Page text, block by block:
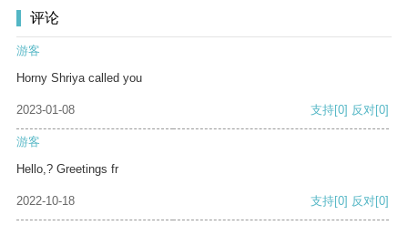
评论
游客
Horny Shriya called you
2023-01-08 支持[0] 反对[0]
游客
Hello,? Greetings fr
2022-10-18 支持[0] 反对[0]